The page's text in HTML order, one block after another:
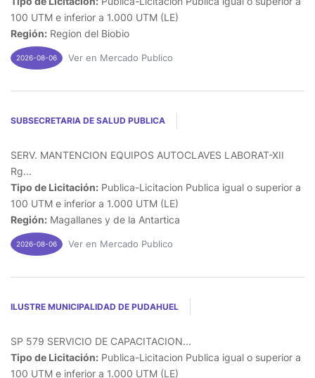
100 UTM e inferior a 1.000 UTM (LE)
Región: Region del Biobio
2026-08-06 Ver en Mercado Publico
SUBSECRETARIA DE SALUD PUBLICA
SERV. MANTENCION EQUIPOS AUTOCLAVES LABORAT-XII
Rg...
Tipo de Licitación: Publica-Licitacion Publica igual o superior a
100 UTM e inferior a 1.000 UTM (LE)
Región: Magallanes y de la Antartica
2026-08-06 Ver en Mercado Publico
ILUSTRE MUNICIPALIDAD DE PUDAHUEL
SP 579 SERVICIO DE CAPACITACION...
Tipo de Licitación: Publica-Licitacion Publica igual o superior a
100 UTM e inferior a 1.000 UTM (LE)